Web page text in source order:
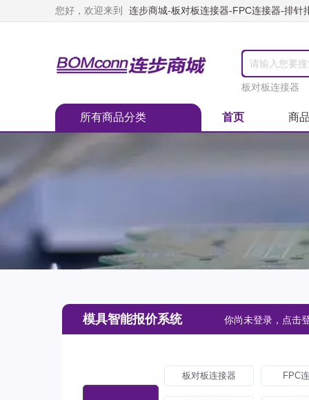
您好，欢迎来到 连步商城-板对板连接器-FPC连接器-排
板对板连接器
所有商品分类 首页 商
模具智能报价系统 你尚未登录，点击
板对板连接器 FPC